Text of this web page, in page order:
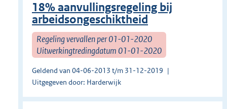
18% aanvullingsregeling bij
arbeidsongeschiktheid
Regeling vervallen per 01-01-2020
Uitwerkingtredingdatum 01-01-2020
Geldend van 04-06-2013 t/m 31-12-2019
Uitgegeven door: Harderwijk